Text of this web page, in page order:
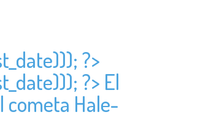
?>
?> El
cometa Hale-